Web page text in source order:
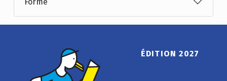
ÉDITION 2027